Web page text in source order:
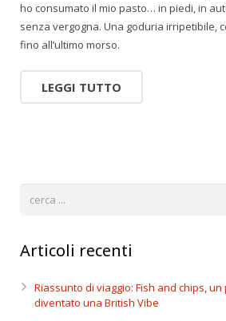
ho consumato il mio pasto… in piedi, in
senza vergogna. Una goduria irripetibile,
fino all’ultimo morso.
LEGGI TUTTO
Articoli recenti
Riassunto di viaggio: Fish and chips,
diventato una British Vibe